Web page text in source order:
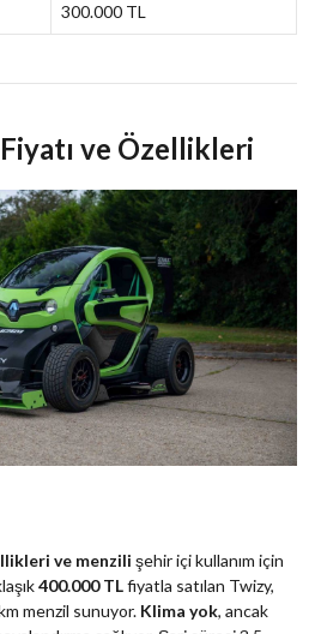
300.000 TL
ve Özellikleri
ve menzili şehir içi kullanım için
400.000 TLfiyatla satılan Twizy,
menzil sunuyor. Klima yok, ancak